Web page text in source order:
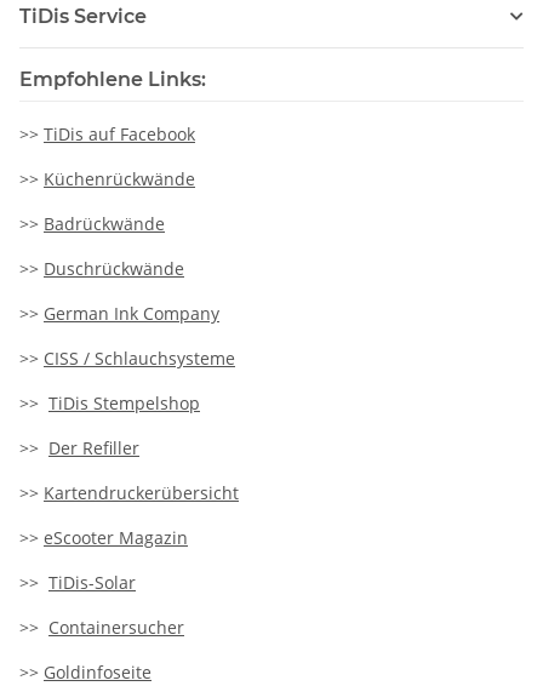
TiDis Service
Empfohlene Links:
>> TiDis auf Facebook
>> Küchenrückwände
>> Badrückwände
>> Duschrückwände
>> German Ink Company
>> CISS / Schlauchsysteme
>> TiDis Stempelshop
>> Der Refiller
>> Kartendruckerübersicht
>> eScooter Magazin
>> TiDis-Solar
>> Containersucher
>> Goldinfoseite